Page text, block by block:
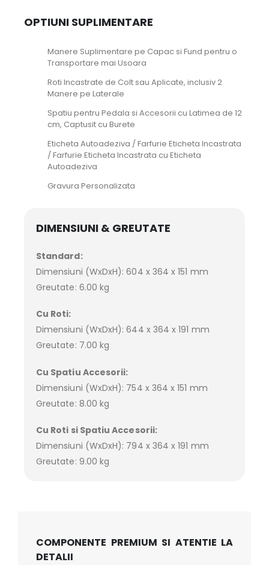
OPTIUNI SUPLIMENTARE
Manere Suplimentare pe Capac si Fund pentru o
Transportare mai Usoara
Roti Incastrate de Colt sau Aplicate, inclusiv 2
Manere pe Laterale
Spatiu pentru Pedala si Accesorii cu Latimea de 12
cm, Captusit cu Burete
Eticheta Autoadeziva / Farfurie Eticheta Incastrata
/ Farfurie Eticheta Incastrata cu Eticheta
Autoadeziva
Gravura Personalizata
DIMENSIUNI & GREUTATE
Standard:
Dimensiuni (WxDxH): 604 x 364 x 151 mm
Greutate: 6.00 kg
Cu Roti:
Dimensiuni (WxDxH): 644 x 364 x 191 mm
Greutate: 7.00 kg
Cu Spatiu Accesorii:
Dimensiuni (WxDxH): 754 x 364 x 151 mm
Greutate: 8.00 kg
Cu Roti si Spatiu Accesorii:
Dimensiuni (WxDxH): 794 x 364 x 191 mm
Greutate: 9.00 kg
COMPONENTE PREMIUM SI ATENTIE LA
DETALII